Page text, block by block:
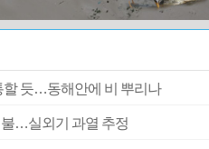
할 듯…동해안에 비 뿌리나
…실외기 과열 추정